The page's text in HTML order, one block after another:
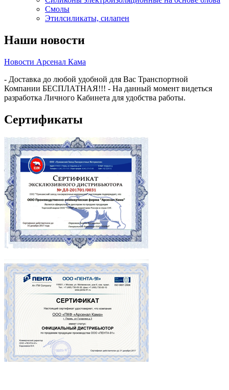
Смолы
Этилсиликаты, силапен
Наши новости
Новости Арсенал Кама
- Доставка до любой удобной для Вас Транспортной
Компании БЕСПЛАТНАЯ!!! - На данный момент видеться
разработка Личного Кабинета для удобства работы.
Сертификаты